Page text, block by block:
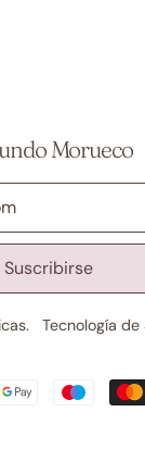
Morueco
Suscribirse
. Tecnología de